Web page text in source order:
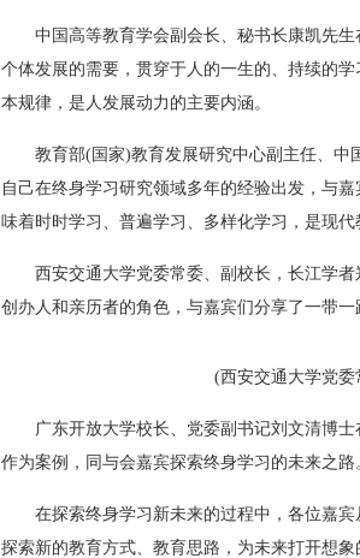
中国高等教育学会副会长、秘书长康凯先
个体发展的需要，贯穿于人的一生的、持续的
本规律，是人发展动力的主要内涵。
教育部(国家)教育发展研究中心副主任、中
自己在终身学习研究领域多年的经验出发，与
味着时时学习、普遍学习、多样化学习，是现代
西安交通大学党委常委、副校长，长江学
创办人和亲历者的角色，与嘉宾们分享了一带一
(西安交通大学党
广东开放大学校长、党委副书记刘文清博
作为案例，同与会嘉宾探索终身学习的未来之路
在探索终身学习新未来的过程中，各位嘉
探索新的教育方式、教育思路，为未来打开想象